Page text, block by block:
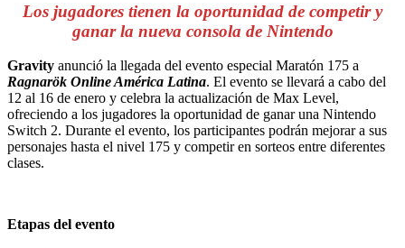
Los jugadores tienen la oportunidad de competir y
ganar la nueva consola de Nintendo
Gravity anunció la llegada del evento especial Maratón 175 a
Ragnarök Online América Latina. El evento se llevará a cabo del
12 al 16 de enero y celebra la actualización de Max Level,
ofreciendo a los jugadores la oportunidad de ganar una Nintendo
Switch 2. Durante el evento, los participantes podrán mejorar a sus
personajes hasta el nivel 175 y competir en sorteos entre diferentes
clases.
Etapas del evento